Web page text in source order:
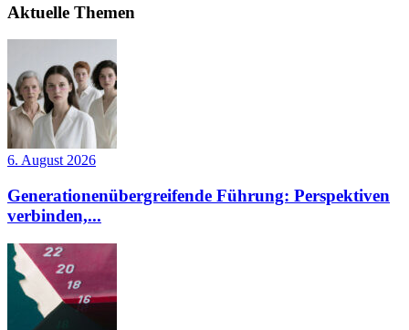
Aktuelle Themen
6. August 2026
Generationenübergreifende Führung: Perspektiven
verbinden,...